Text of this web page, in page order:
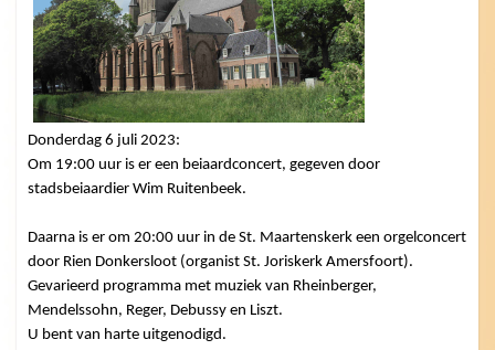
Donderdag 6 juli 2023:
Om 19:00 uur iser een beiaardconcert, gegeven door
stadsbeiaardier Wim Ruitenbeek.
Daarna is er om 20:00 uur in de St. Maartenskerk een orgelconcert
door Rien Donkersloot (organist St. Joriskerk Amersfoort).
Gevarieerd programma met muziek van Rheinberger,
Mendelssohn, Reger, Debussy en Liszt.
U bent van harte uitgenodigd.